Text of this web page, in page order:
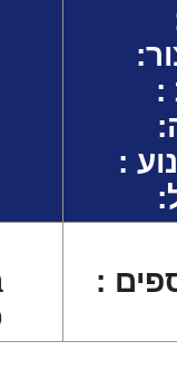
:
:
:
: